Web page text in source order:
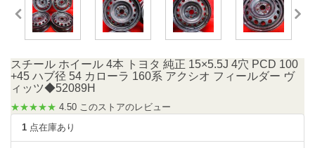
スチール ホイール 4本 トヨタ 純正 15×5.5J 4穴 PCD 100
+45 ハブ径 54 カローラ 160系 アクシオ フィールダー ヴ
ィッツ◆52089H
★★★★★ 4.50 このストアのレビュー
1 点在庫あり